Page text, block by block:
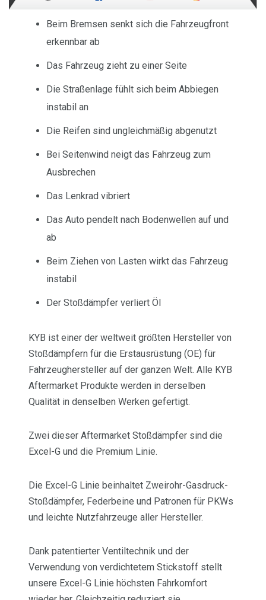
Beim Bremsen senkt sich die Fahrzeugfront
erkennbar ab
Das Fahrzeug zieht zu einer Seite
Die Straßenlage fühlt sich beim Abbiegen
instabil an
Die Reifen sind ungleichmäßig abgenutzt
Bei Seitenwind neigt das Fahrzeug zum
Ausbrechen
Das Lenkrad vibriert
Das Auto pendelt nach Bodenwellen auf und
ab
Beim Ziehen von Lasten wirkt das Fahrzeug
instabil
Der Stoßdämpfer verliert Öl
KYB ist einer der weltweit größten Hersteller von
Stoßdämpfern für die Erstausrüstung (OE) für
Fahrzeughersteller auf der ganzen Welt. Alle KYB
Aftermarket Produkte werden in derselben
Qualität in denselben Werken gefertigt.
Zwei dieser Aftermarket Stoßdämpfer sind die
Excel-G und die Premium Linie.
Die Excel-G Linie beinhaltet Zweirohr-Gasdruck-
Stoßdämpfer, Federbeine und Patronen für PKWs
und leichte Nutzfahrzeuge aller Hersteller.
Dank patentierter Ventiltechnik und der
Verwendung von verdichtetem Stickstoff stellt
unsere Excel-G Linie höchsten Fahrkomfort